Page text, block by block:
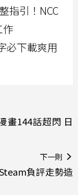
指引！NCC
作
必下載爽用
畫144話超閃 日
下一則
負評走勢造